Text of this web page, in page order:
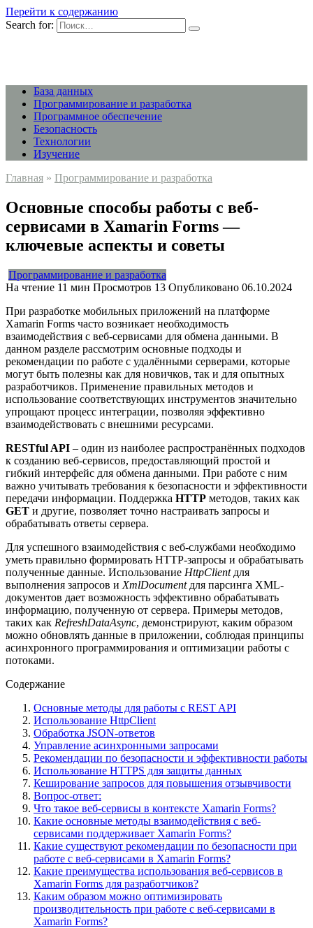
Перейти к содержанию
Search for:
База данных
Программирование и разработка
Программное обеспечение
Безопасность
Технологии
Изучение
Главная » Программирование и разработка
Основные способы работы с веб-
сервисами в Xamarin Forms —
ключевые аспекты и советы
Программирование и разработка
На чтение 11 мин Просмотров 13 Опубликовано 06.10.2024
При разработке мобильных приложений на платформе
Xamarin Forms часто возникает необходимость
взаимодействия с веб-сервисами для обмена данными. В
данном разделе рассмотрим основные подходы и
рекомендации по работе с удалёнными серверами, которые
могут быть полезны как для новичков, так и для опытных
разработчиков. Применение правильных методов и
использование соответствующих инструментов значительно
упрощают процесс интеграции, позволяя эффективно
взаимодействовать с внешними ресурсами.
RESTful API – один из наиболее распространённых подходов
к созданию веб-сервисов, предоставляющий простой и
гибкий интерфейс для обмена данными. При работе с ним
важно учитывать требования к безопасности и эффективности
передачи информации. Поддержка HTTP методов, таких как
GET и другие, позволяет точно настраивать запросы и
обрабатывать ответы сервера.
Для успешного взаимодействия с веб-службами необходимо
уметь правильно формировать HTTP-запросы и обрабатывать
полученные данные. Использование HttpClientдля
выполнения запросов и XmlDocumentдля парсинга XML-
документов дает возможность эффективно обрабатывать
информацию, полученную от сервера. Примеры методов,
таких как RefreshDataAsync, демонстрируют, каким образом
можно обновлять данные в приложении, соблюдая принципы
асинхронного программирования и оптимизации работы с
потоками.
Содержание
Основные методы для работы с REST API
Использование HttpClient
Обработка JSON-ответов
Управление асинхронными запросами
Рекомендации по безопасности и эффективности работы
Использование HTTPS для защиты данных
Кеширование запросов для повышения отзывчивости
Вопрос-ответ:
Что такое веб-сервисы в контексте Xamarin Forms?
Какие основные методы взаимодействия с веб-
сервисами поддерживает Xamarin Forms?
Какие существуют рекомендации по безопасности при
работе с веб-сервисами в Xamarin Forms?
Какие преимущества использования веб-сервисов в
Xamarin Forms для разработчиков?
Каким образом можно оптимизировать
производительность при работе с веб-сервисами в
Xamarin Forms?